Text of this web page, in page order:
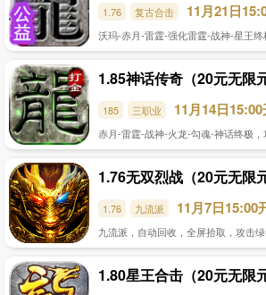
1.76 复古合击 11月21日
沃玛-赤月-雷霆-强化雷霆-战神-星王终
1.85神话传奇（20元无限
185 三职业 11月14日
赤月-雷霆-战神-火龙-勾魂-神话终极，
1.76无双烈战（20元无限
1.76 九流派 11月7日15:00
九流派，自动回收，全屏拾取，攻击绿
1.80星王合击（20元无限